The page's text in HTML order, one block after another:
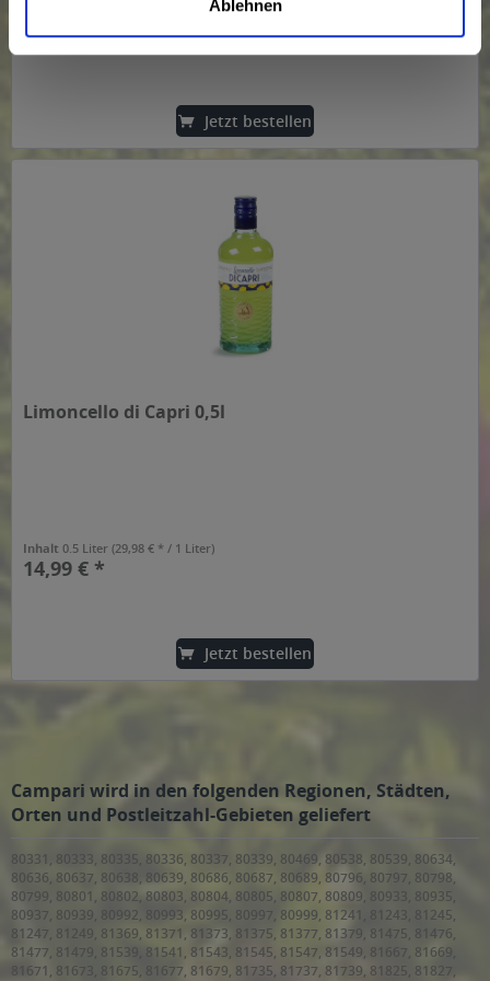
Ablehnen
(28,56 € * / 1 Liter)
19,99 € *
Jetzt bestellen
Limoncello di Capri 0,5l
Inhalt0.5 Liter(29,98 € * / 1 Liter)
14,99 € *
Jetzt bestellen
Campari wird in den folgenden Regionen, Städten,
Orten und Postleitzahl-Gebieten geliefert
80331, 80333, 80335, 80336, 80337, 80339, 80469, 80538, 80539, 80634,
80636, 80637, 80638, 80639, 80686, 80687, 80689, 80796, 80797, 80798,
80799, 80801, 80802, 80803, 80804, 80805, 80807, 80809, 80933, 80935,
80937, 80939, 80992, 80993, 80995, 80997, 80999, 81241, 81243, 81245,
81247, 81249, 81369, 81371, 81373, 81375, 81377, 81379, 81475, 81476,
81477, 81479, 81539, 81541, 81543, 81545, 81547, 81549, 81667, 81669,
81671, 81673, 81675, 81677, 81679, 81735, 81737, 81739, 81825, 81827,